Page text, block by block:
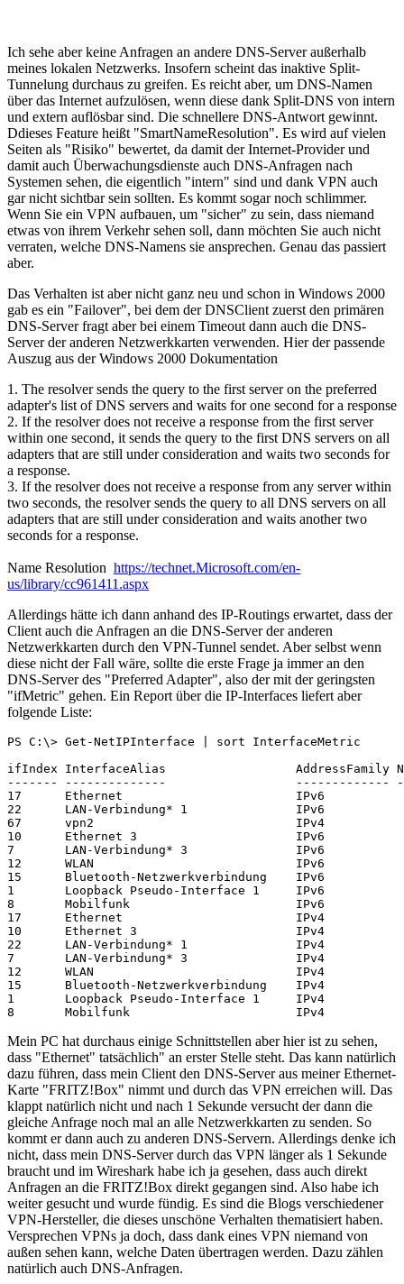
Ich sehe aber keine Anfragen an andere DNS-Server außerhalb
meines lokalen Netzwerks. Insofern scheint das inaktive Split-
Tunnelung durchaus zu greifen. Es reicht aber, um DNS-Namen
über das Internet aufzulösen, wenn diese dank Split-DNS von intern
und extern auflösbar sind. Die schnellere DNS-Antwort gewinnt.
Ddieses Feature heißt "SmartNameResolution". Es wird auf vielen
Seiten als "Risiko" bewertet, da damit der Internet-Provider und
damit auch Überwachungsdienste auch DNS-Anfragen nach
Systemen sehen, die eigentlich "intern" sind und dank VPN auch
gar nicht sichtbar sein sollten. Es kommt sogar noch schlimmer.
Wenn Sie ein VPN aufbauen, um "sicher" zu sein, dass niemand
etwas von ihrem Verkehr sehen soll, dann möchten Sie auch nicht
verraten, welche DNS-Namens sie ansprechen. Genau das passiert
aber.
Das Verhalten ist aber nicht ganz neu und schon in Windows 2000
gab es ein "Failover", bei dem der DNSClient zuerst den primären
DNS-Server fragt aber bei einem Timeout dann auch die DNS-
Server der anderen Netzwerkkarten verwenden. Hier der passende
Auszug aus der Windows 2000 Dokumentation
1. The resolver sends the query to the first server on the preferred
adapter's list of DNS servers and waits for one second for a response
2. If the resolver does not receive a response from the first server
within one second, it sends the query to the first DNS servers on all
adapters that are still under consideration and waits two seconds for
a response.
3. If the resolver does not receive a response from any server within
two seconds, the resolver sends the query to all DNS servers on all
adapters that are still under consideration and waits another two
seconds for a response.
Name Resolution https://technet.Microsoft.com/en-
us/library/cc961411.aspx
Allerdings hätte ich dann anhand des IP-Routings erwartet, dass der
Client auch die Anfragen an die DNS-Server der anderen
Netzwerkkarten durch den VPN-Tunnel sendet. Aber selbst wenn
diese nicht der Fall wäre, sollte die erste Frage ja immer an den
DNS-Server des "Preferred Adapter", also der mit der geringsten
"ifMetric" gehen. Ein Report über die IP-Interfaces liefert aber
folgende Liste:
PS C:\> Get-NetIPInterface | sort InterfaceMetric
ifIndex InterfaceAlias                  AddressFamily
------- --------------                  -------------
17      Ethernet                        IPv6
22      LAN-Verbindung* 1               IPv6
67      vpn2                            IPv4
10      Ethernet 3                      IPv6
7       LAN-Verbindung* 3               IPv6
12      WLAN                            IPv6
15      Bluetooth-Netzwerkverbindung    IPv6
1       Loopback Pseudo-Interface 1     IPv6
8       Mobilfunk                       IPv6
17      Ethernet                        IPv4
10      Ethernet 3                      IPv4
22      LAN-Verbindung* 1               IPv4
7       LAN-Verbindung* 3               IPv4
12      WLAN                            IPv4
15      Bluetooth-Netzwerkverbindung    IPv4
1       Loopback Pseudo-Interface 1     IPv4
8       Mobilfunk                       IPv4
Mein PC hat durchaus einige Schnittstellen aber hier ist zu sehen,
dass "Ethernet" tatsächlich" an erster Stelle steht. Das kann natürlich
dazu führen, dass mein Client den DNS-Server aus meiner Ethernet-
Karte "FRITZ!Box" nimmt und durch das VPN erreichen will. Das
klappt natürlich nicht und nach 1 Sekunde versucht der dann die
gleiche Anfrage noch mal an alle Netzwerkkarten zu senden. So
kommt er dann auch zu anderen DNS-Servern. Allerdings denke ich
nicht, dass mein DNS-Server durch das VPN länger als 1 Sekunde
braucht und im Wireshark habe ich ja gesehen, dass auch direkt
Anfragen an die FRITZ!Box direkt gegangen sind. Also habe ich
weiter gesucht und wurde fündig. Es sind die Blogs verschiedener
VPN-Hersteller, die dieses unschöne Verhalten thematisiert haben.
Versprechen VPNs ja doch, dass dank eines VPN niemand von
außen sehen kann, welche Daten übertragen werden. Dazu zählen
natürlich auch DNS-Anfragen.